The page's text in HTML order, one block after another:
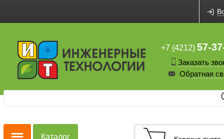
+7 (4212) 57-
Заказать
Обратная
Каталог